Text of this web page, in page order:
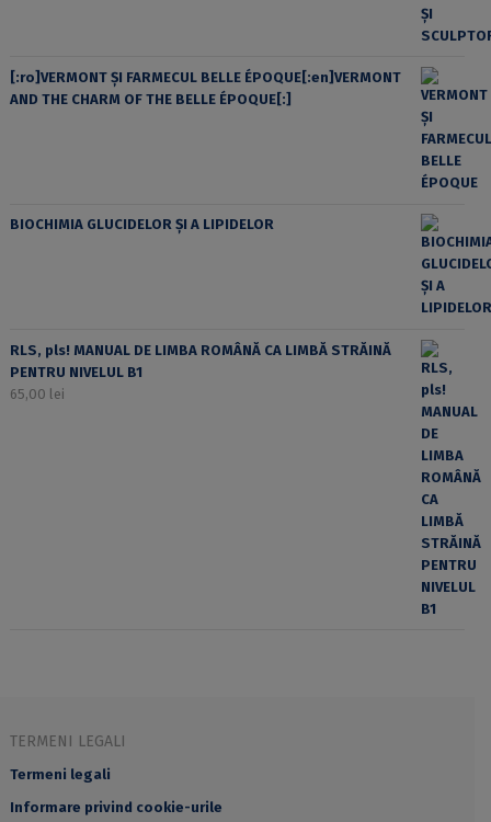
[:ro]VERMONT ȘI FARMECUL BELLE ÉPOQUE[:en]VERMONT
AND THE CHARM OF THE BELLE ÉPOQUE[:]
BIOCHIMIA GLUCIDELOR ȘI A LIPIDELOR
RLS, pls! MANUAL DE LIMBA ROMÂNĂ CA LIMBĂ STRĂINĂ
PENTRU NIVELUL B1
65,00 lei
TERMENI LEGALI
Termeni legali
Informare privind cookie-urile